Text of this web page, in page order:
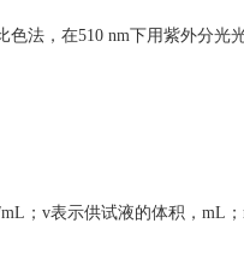
法，在510 nm下用紫外分光
；v表示供试液的体积，mL